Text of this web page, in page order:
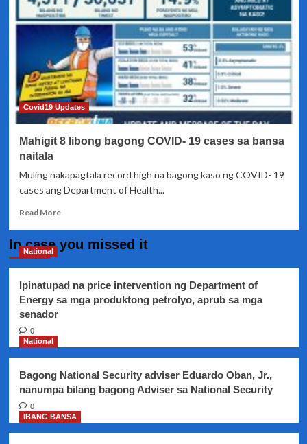
panibagong
record-
high
8,773
bagong
kaso
ng
Covid-
ngayong
Covid19 Updates
Mahigit 8 libong bagong COVID- 19 cases sa bansa
naitala
Muling nakapagtala record high na bagong kaso ng COVID- 19
cases ang Department of Health...
Read MoreRead
Mahigit
bagong
COVID-
In case you missed it
National
Ipinatupad na price intervention ng Department of
Energy sa mga produktong petrolyo, aprub sa mga
senador
0
National
Bagong National Security adviser Eduardo Oban, Jr.,
nanumpa bilang bagong Adviser sa National Security
0
IBANG BANSA